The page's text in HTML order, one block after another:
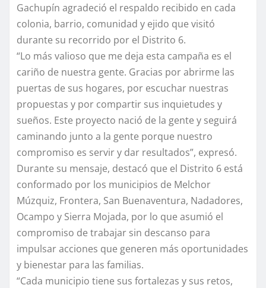
Gachupín agradeció el respaldo recibido en cada
colonia, barrio, comunidad y ejido que visitó
durante su recorrido por el Distrito 6.
“Lo más valioso que me deja esta campaña es el
cariño de nuestra gente. Gracias por abrirme las
puertas de sus hogares, por escuchar nuestras
propuestas y por compartir sus inquietudes y
sueños. Este proyecto nació de la gente y seguirá
caminando junto a la gente porque nuestro
compromiso es servir y dar resultados”, expresó.
Durante su mensaje, destacó que el Distrito 6 está
conformado por los municipios de Melchor
Múzquiz, Frontera, San Buenaventura, Nadadores,
Ocampo y Sierra Mojada, por lo que asumió el
compromiso de trabajar sin descanso para
impulsar acciones que generen más oportunidades
y bienestar para las familias.
“Cada municipio tiene sus fortalezas y sus retos,